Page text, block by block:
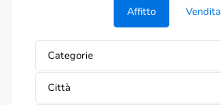
Affitto Vendita
Categorie
Città